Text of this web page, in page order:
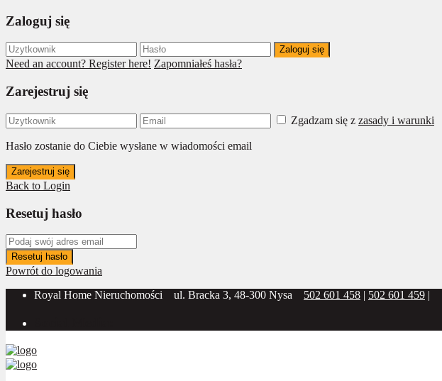
Zaloguj się
Zaloguj się
Need an account? Register here! Zapomniałeś hasła?
Zarejestruj się
Zgadzam się z zasady i warunki
Hasło zostanie do Ciebie wysłane w wiadomości email
Zarejestruj się
Back to Login
Resetuj hasło
Resetuj hasło
Powrót do logowania
Royal Home Nieruchomości
ul. Bracka 3, 48-300 Nysa 502 601 458 | 502 601 459 |